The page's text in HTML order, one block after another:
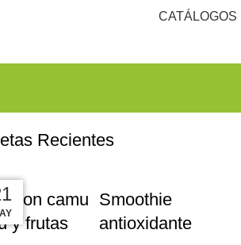
CATÁLOGOS
Recientes
con camu
y frutas
Smoothie
antioxidante